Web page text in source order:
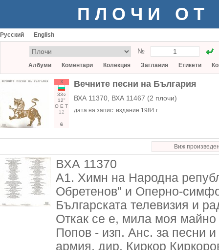
ПЛОЧИ ОТ
Русский English
№
Албуми Коментари Колекция Заглавия Етикети
Х
33○
12"
О Е Т
12
6
Вечните песни на България
ВХА 11370, ВХА 11467 (2 плочи)
дата на запис: издание 1984 г.
Виж
ВХА 11370
А1. Химн на Народна
Обретенов" и Оперно-
Българската телевизия и
Откак се е, мила моя
Попов - изп. Анс. за песни
армия, дир. Киркор